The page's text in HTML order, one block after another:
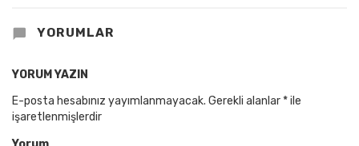
YORUMLAR
YORUM YAZIN
E-posta hesabınız yayımlanmayacak. Gerekli alanlar *ile
işaretlenmişlerdir